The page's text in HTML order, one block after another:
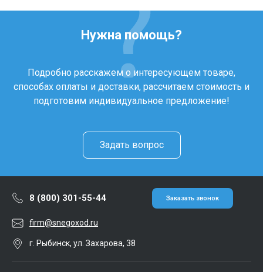
Нужна помощь?
Подробно расскажем о интересующем товаре,
способах оплаты и доставки, рассчитаем стоимость и
подготовим индивидуальное предложение!
Задать вопрос
8 (800) 301-55-44 Заказать звонок
firm@snegoxod.ru
г. Рыбинск, ул. Захарова, 38